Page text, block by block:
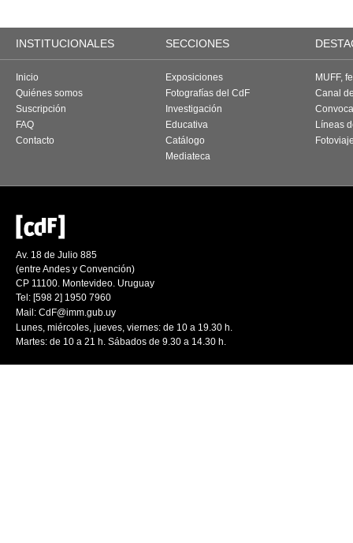
INSTITUCIONALES SECCIONES
Inicio
Quiénes somos
Suscripción
FAQ
Contacto
Exposiciones
Fotografías del CdF
Investigación
Educativa
Catálogo
Mediateca
MUFF,
Canal
Líneas
Av. 18 de Julio 885
(entre Andes y Convención)
CP 11100. Montevideo. Uruguay
Tel: [598 2] 1950 7960
Mail: CdF@imm.gub.uy
Lunes, miércoles, jueves, viernes: de 10 a 19.30 h.
Martes: de 10 a 21 h. Sábados de 9.30 a 14.30 h.